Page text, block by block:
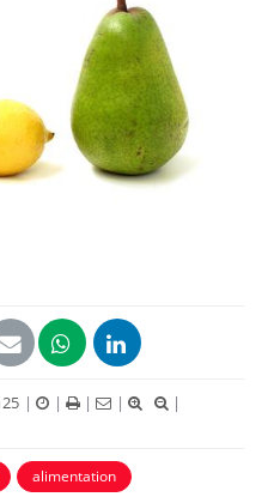
| | | |
|
alimentation